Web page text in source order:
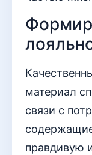
материал
связи с
правдивую